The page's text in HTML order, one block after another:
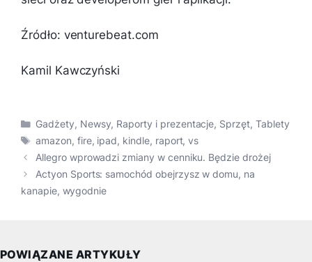
Źródło: venturebeat.com
Kamil Kawczyński
Kategorie
Gadżety, Newsy, Raporty i prezentacje, Sprzęt, Tablety
Tagi
amazon, fire, ipad, kindle, raport,vs
Allegro wprowadzi zmiany w cenniku. Będzie drożej
Actyon Sports: samochód obejrzysz w domu, na
kanapie, wygodnie
POWIĄZANE ARTYKUŁY